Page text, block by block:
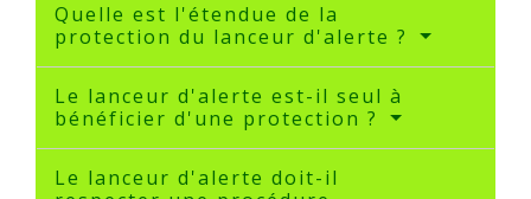
Quelle est l'étendue de la
protection du lanceur d'alerte ?
Le lanceur d'alerte est-il seul à
bénéficier d'une protection ?
Le lanceur d'alerte doit-il